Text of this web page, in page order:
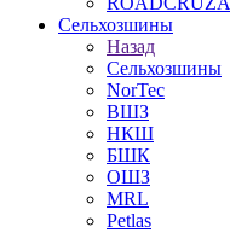
Сельхозшины
Назад
Сельхозшины
NorTec
ВШЗ
НКШ
БШК
ОШЗ
MRL
Petlas